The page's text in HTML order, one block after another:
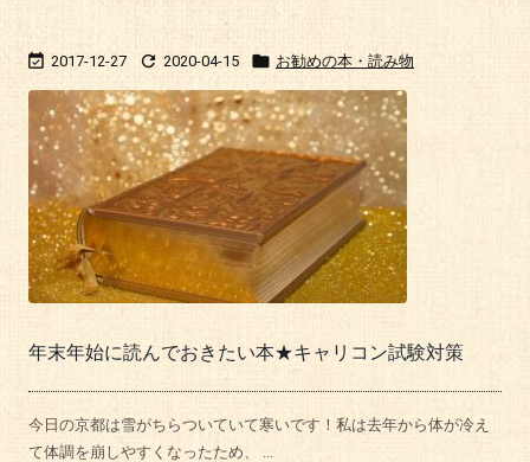
 2017-12-27  2020-04-15  お勧めの本・読み物
年末年始に読んでおきたい本★キャリコン試験対策
今日の京都は雪がちらついていて寒いです！私は去年から体が冷え
て体調を崩しやすくなったため、 ...